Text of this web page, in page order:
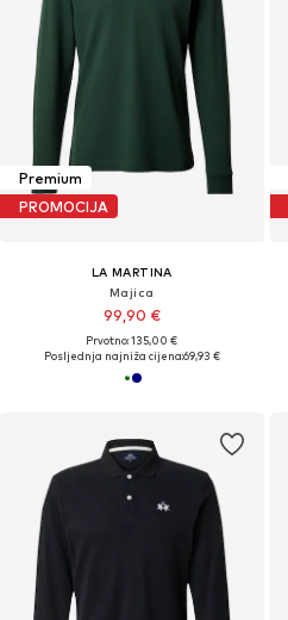
Premium
PROMOCIJA
LA MARTINA
Majica
99,90 €
Prvotno: 135,00 €
Posljednja najniža cijena:69,93 €